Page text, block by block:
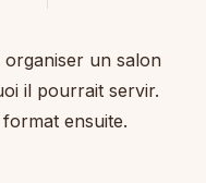
organiser un salon
il pourrait servir.
ensuite.